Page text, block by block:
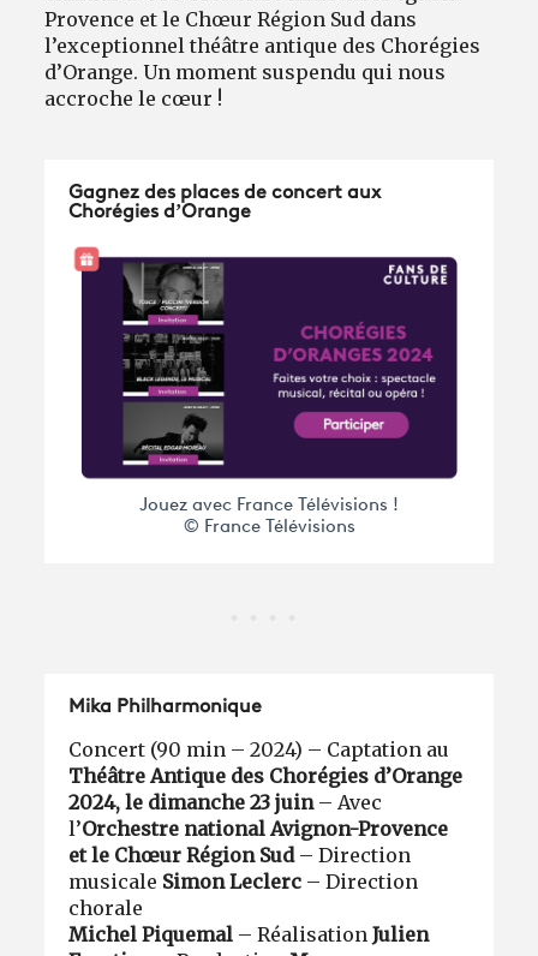
Provence et le Chœur Région Sud dans
l’exceptionnel théâtre antique des Chorégies
d’Orange. Un moment suspendu qui nous
accroche le cœur !
Gagnez des places de concert aux
Chorégies d’Orange
Jouez avec France Télévisions !
© France Télévisions
Mika Philharmonique
Concert (90 min – 2024) – Captation au
Théâtre Antique des Chorégies d’Orange
2024, le dimanche 23 juin– Avec
l’Orchestre national Avignon-Provence
et le Chœur Région Sud– Direction
musicale Simon Leclerc – Direction
chorale
Michel Piquemal – RéalisationJulien